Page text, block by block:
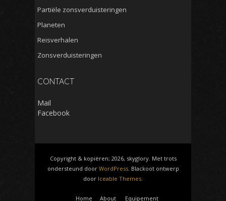
Partiële zonsverduisteringen
Planeten
Reisverhalen
Zonsverduisteringen
CONTACT
Mail
Facebook
Copyright & kopiëren; 2026, skyglory. Met trots
ondersteund door WordPress. Blackoot ontwerp
door Iceable Themes.
Home About Equipement